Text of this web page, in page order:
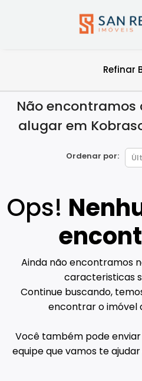
Refinar
Não
alugar em
Ordenar por:
Ops!
Ainda não encontramos
caracteristicas
Continue buscando,
encontrar o imóvel
Você também pode
equipe que vamos te